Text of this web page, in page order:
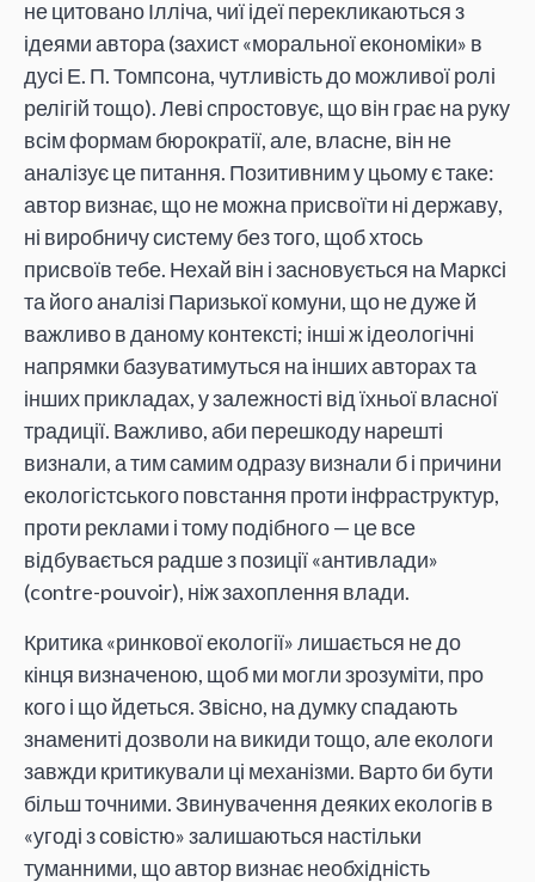
не цитовано Ілліча, чиї ідеї перекликаються з
ідеями автора (захист «моральної економіки» в
дусі Е. П. Томпсона, чутливість до можливої ролі
релігій тощо). Леві спростовує, що він грає на руку
всім формам бюрократії, але, власне, він не
аналізує це питання. Позитивним у цьому є таке:
автор визнає, що не можна присвоїти ні державу,
ні виробничу систему без того, щоб хтось
присвоїв тебе. Нехай він і засновується на Марксі
та його аналізі Паризької комуни, що не дуже й
важливо в даному контексті; інші ж ідеологічні
напрямки базуватимуться на інших авторах та
інших прикладах, у залежності від їхньої власної
традиції. Важливо, аби перешкоду нарешті
визнали, а тим самим одразу визнали б і причини
екологістського повстання проти інфраструктур,
проти реклами і тому подібного — це все
відбувається радше з позиції «антивлади»
(contre-pouvoir), ніж захоплення влади.
Критика «ринкової екології» лишається не до
кінця визначеною, щоб ми могли зрозуміти, про
кого і що йдеться. Звісно, на думку спадають
знамениті дозволи на викиди тощо, але екологи
завжди критикували ці механізми. Варто би бути
більш точними. Звинувачення деяких екологів в
«угоді з совістю» залишаються настільки
туманними, що автор визнає необхідність